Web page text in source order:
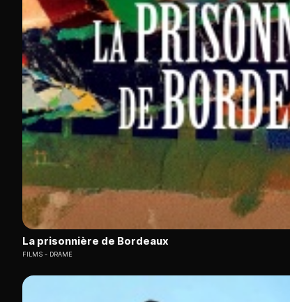
La prisonnière de Bordeaux
FILMS DRAME